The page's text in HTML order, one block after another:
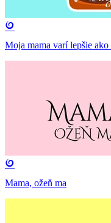
Moja mama varí lepšie ako
Mama, ožeň ma